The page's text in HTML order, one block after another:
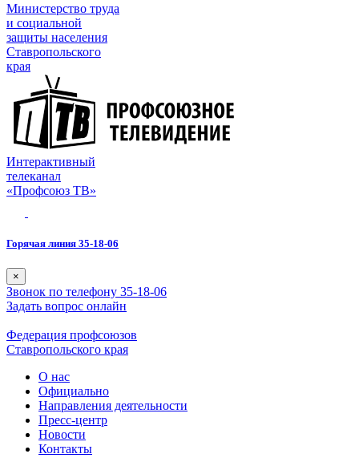
Министерство труда
и социальной
защиты населения
Ставропольского
края
Интерактивный
телеканал
«Профсоюз ТВ»
Горячая линия 35-18-06
×
Звонок по телефону 35-18-06
Задать вопрос онлайн
Федерация профсоюзов
Ставропольского края
О нас
Официально
Направления деятельности
Пресс-центр
Новости
Контакты